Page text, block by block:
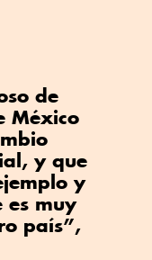
de
México
y que
y
es muy
país”,